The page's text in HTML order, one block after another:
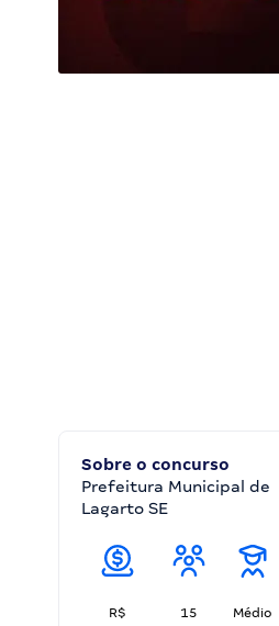
Sobre o concurso
Prefeitura Municipal de
Lagarto SE
R$
15
Médio